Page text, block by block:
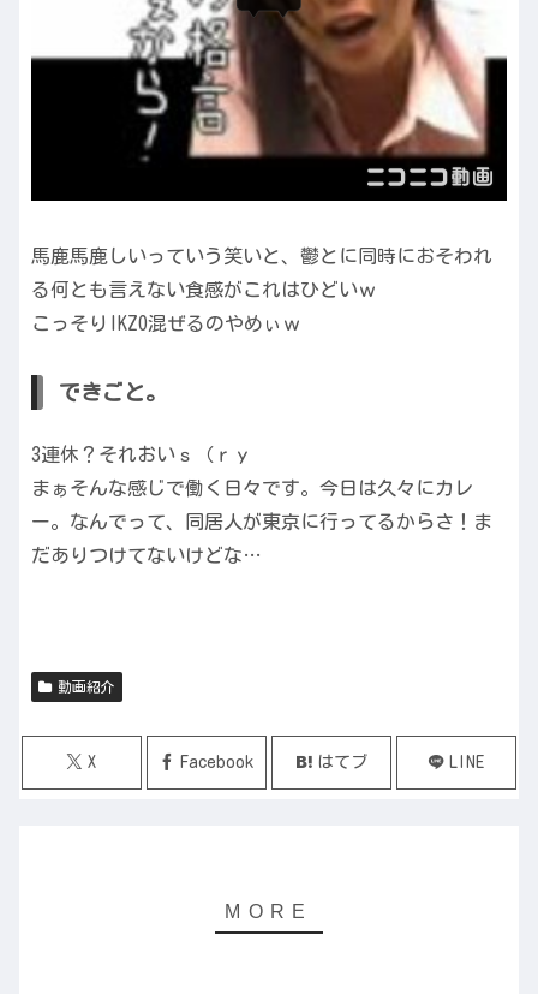
馬鹿馬鹿しいっていう笑いと、鬱とに同時におそわれ
る何とも言えない食感がこれはひどいｗ
こっそりIKZO混ぜるのやめぃｗ
できごと。
3連休？それおいｓ（ｒｙ
まぁそんな感じで働く日々です。今日は久々にカレ
ー。なんでって、同居人が東京に行ってるからさ！ま
だありつけてないけどな…
動画紹介
X Facebook はてブ LINE